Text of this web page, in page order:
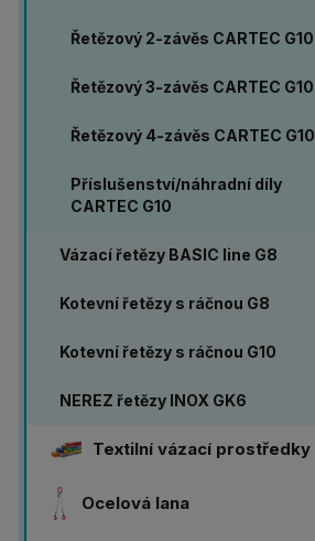
Řetězový 2-závěs CARTEC G10
Řetězový 3-závěs CARTEC G10
Řetězový 4-závěs CARTEC G10
Příslušenství/náhradní díly
CARTEC G10
Vázací řetězy BASIC line G8
Kotevní řetězy s ráčnou G8
Kotevní řetězy s ráčnou G10
NEREZ řetězy INOX GK6
Textilní vázací prostředky
Ocelová lana